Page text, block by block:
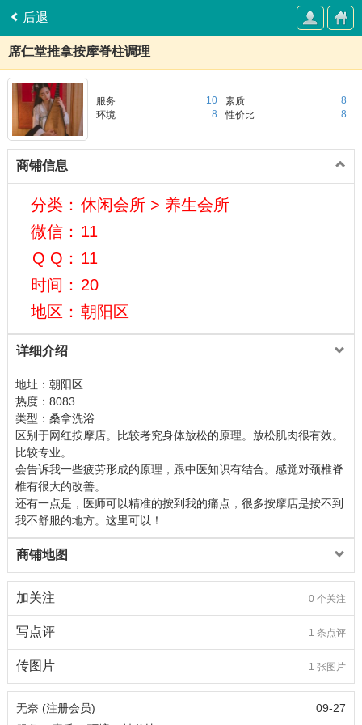
后退
席仁堂推拿按摩脊柱调理
10
服务 8
素质
8
环境 8
性价比
商铺信息
分类： 休闲会所 > 养生会所
微信： 11
Q Q： 11
时间： 20
地区： 朝阳区
详细介绍
地址：朝阳区
热度：8083
类型：桑拿洗浴
区别于网红按摩店。比较考究身体放松的原理。放松肌肉很有效。
比较专业。
会告诉我一些疲劳形成的原理，跟中医知识有结合。感觉对颈椎脊
椎有很大的改善。
还有一点是，医师可以精准的按到我的痛点，很多按摩店是按不到
我不舒服的地方。这里可以！
商铺地图
0 个关注
加关注
1 条点评
写点评
1 张图片
传图片
09-27
无奈 (注册会员)